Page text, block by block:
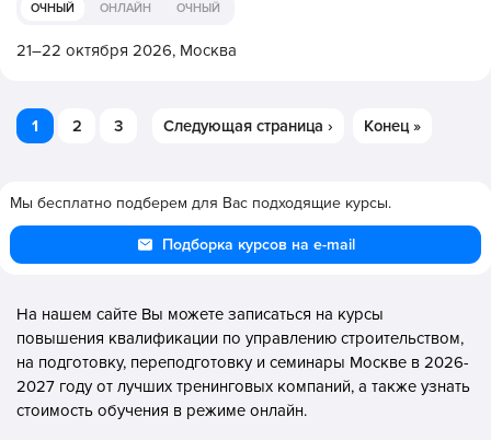
ОЧНЫЙ ОНЛАЙН ОЧНЫЙ
21–22 октября 2026, Москва
1 2 3 Следующая страница › Конец »
Мы бесплатно подберем для Вас подходящие курсы.
Подборка курсов на e-mail
На нашем сайте Вы можете записаться на курсы
повышения квалификации по управлению строительством,
на подготовку, переподготовку и семинары Москве в 2026-
2027 году от лучших тренинговых компаний, а также узнать
стоимость обучения в режиме онлайн.